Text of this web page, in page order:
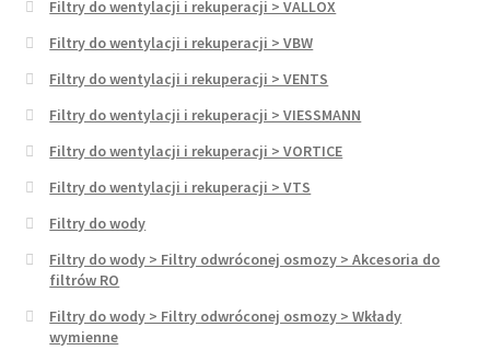
Filtry do wentylacji i rekuperacji > VALLOX
Filtry do wentylacji i rekuperacji > VBW
Filtry do wentylacji i rekuperacji > VENTS
Filtry do wentylacji i rekuperacji > VIESSMANN
Filtry do wentylacji i rekuperacji > VORTICE
Filtry do wentylacji i rekuperacji > VTS
Filtry do wody
Filtry do wody > Filtry odwróconej osmozy > Akcesoria do
filtrów RO
Filtry do wody > Filtry odwróconej osmozy > Wkłady
wymienne